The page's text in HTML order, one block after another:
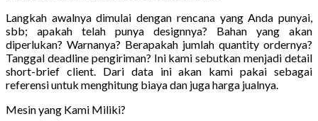
Langkah awalnya dimulai dengan rencana yang Anda punyai,
sbb; apakah telah punya designnya? Bahan yang akan
diperlukan? Warnanya? Berapakah jumlah quantity ordernya?
Tanggal deadline pengiriman? Ini kami sebutkan menjadi detail
short-brief client. Dari data ini akan kami pakai sebagai
referensi untuk menghitung biaya dan juga harga jualnya.
Mesin yang Kami Miliki?